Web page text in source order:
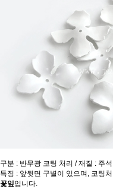
구분 : 반무광 코팅 처리 / 재질 : 주석
특징 : 앞뒷면 구별이 있으며, 코팅
꽃잎입니다.